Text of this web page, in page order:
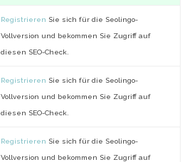
Registrieren Sie sich für die Seolingo-
Vollversion und bekommen Sie Zugriff auf
diesen SEO-Check.
Registrieren Sie sich für die Seolingo-
Vollversion und bekommen Sie Zugriff auf
diesen SEO-Check.
Registrieren Sie sich für die Seolingo-
Vollversion und bekommen Sie Zugriff auf